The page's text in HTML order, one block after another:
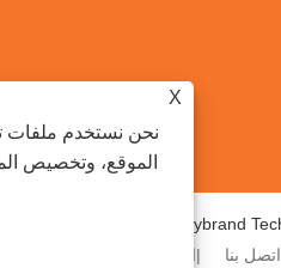
اتصل بنا الروابط
X
نحن نستخدم ملفات
الموقع، وتخصيص